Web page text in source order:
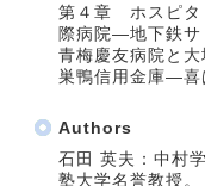
第４章 ホスピタ
際病院―地下鉄サ
青梅慶友病院と大
巣鴨信用金庫―喜
Authors
石田 英夫：中村
塾大学名誉教授